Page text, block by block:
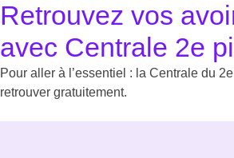
Retrouvez vos
avec Centrale 2e
Pour aller à l’essentiel : la Centrale du
retrouver gratuitement.